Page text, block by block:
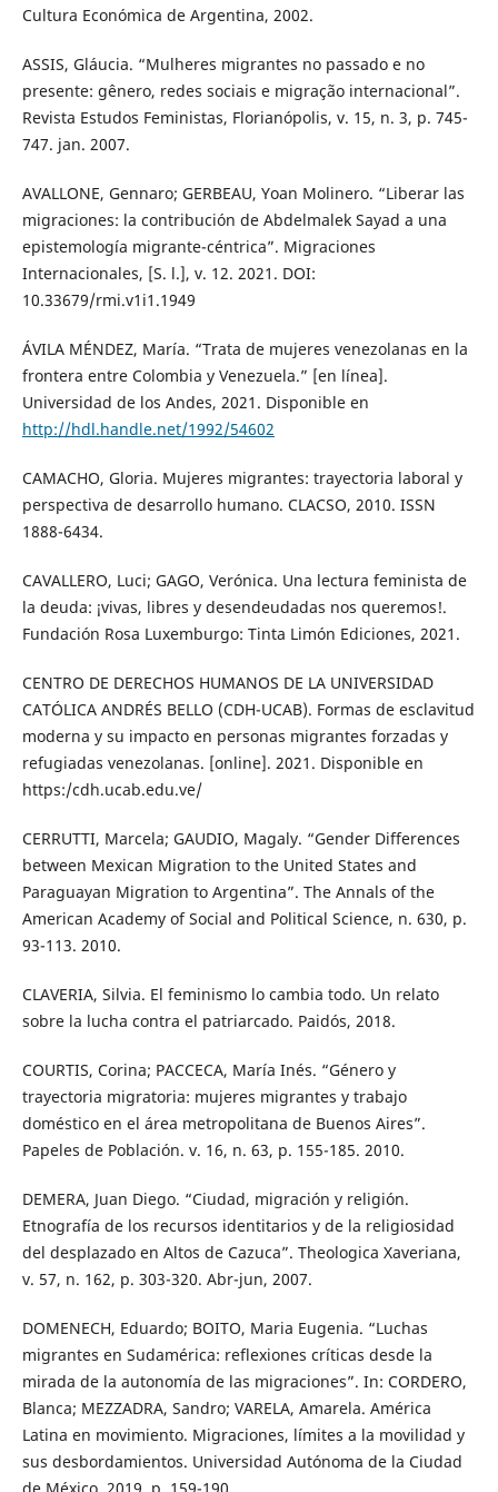
Cultura Económica de Argentina, 2002.
ASSIS, Gláucia. “Mulheres migrantes no passado e no
presente: gênero, redes sociais e migração internacional”.
Revista Estudos Feministas, Florianópolis, v. 15, n. 3, p. 745-
747. jan. 2007.
AVALLONE, Gennaro; GERBEAU, Yoan Molinero. “Liberar las
migraciones: la contribución de Abdelmalek Sayad a una
epistemología migrante-céntrica”. Migraciones
Internacionales, [S. l.], v. 12. 2021. DOI:
10.33679/rmi.v1i1.1949
ÁVILA MÉNDEZ, María. “Trata de mujeres venezolanas en la
frontera entre Colombia y Venezuela.” [en línea].
Universidad de los Andes, 2021. Disponible en
http://hdl.handle.net/1992/54602
CAMACHO, Gloria. Mujeres migrantes: trayectoria laboral y
perspectiva de desarrollo humano. CLACSO, 2010. ISSN
1888-6434.
CAVALLERO, Luci; GAGO, Verónica. Una lectura feminista de
la deuda: ¡vivas, libres y desendeudadas nos queremos!.
Fundación Rosa Luxemburgo: Tinta Limón Ediciones, 2021.
CENTRO DE DERECHOS HUMANOS DE LA UNIVERSIDAD
CATÓLICA ANDRÉS BELLO (CDH-UCAB). Formas de esclavitud
moderna y su impacto en personas migrantes forzadas y
refugiadas venezolanas. [online]. 2021. Disponible en
https:/cdh.ucab.edu.ve/
CERRUTTI, Marcela; GAUDIO, Magaly. “Gender Differences
between Mexican Migration to the United States and
Paraguayan Migration to Argentina”. The Annals of the
American Academy of Social and Political Science, n. 630, p.
93-113. 2010.
CLAVERIA, Silvia. El feminismo lo cambia todo. Un relato
sobre la lucha contra el patriarcado. Paidós, 2018.
COURTIS, Corina; PACCECA, María Inés. “Género y
trayectoria migratoria: mujeres migrantes y trabajo
doméstico en el área metropolitana de Buenos Aires”.
Papeles de Población. v. 16, n. 63, p. 155-185. 2010.
DEMERA, Juan Diego. “Ciudad, migración y religión.
Etnografía de los recursos identitarios y de la religiosidad
del desplazado en Altos de Cazuca”. Theologica Xaveriana,
v. 57, n. 162, p. 303-320. Abr-jun, 2007.
DOMENECH, Eduardo; BOITO, Maria Eugenia. “Luchas
migrantes en Sudamérica: reflexiones críticas desde la
mirada de la autonomía de las migraciones”. In: CORDERO,
Blanca; MEZZADRA, Sandro; VARELA, Amarela. América
Latina en movimiento. Migraciones, límites a la movilidad y
sus desbordamientos. Universidad Autónoma de la Ciudad